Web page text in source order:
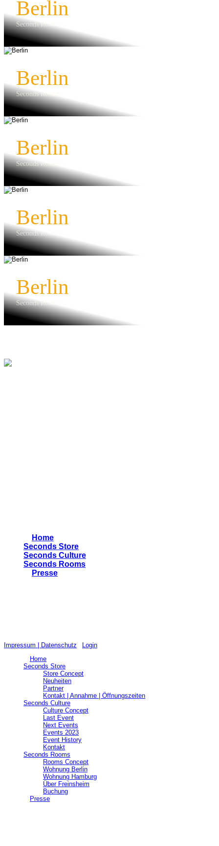
Berlin
Seconds Rooms
Berlin
Seconds Rooms
Berlin
Seconds Rooms
Berlin
Seconds Rooms
Berlin
Seconds Rooms
Home
Seconds Store
Seconds Culture
Seconds Rooms
Presse
Impressum | Datenschutz
Login
Home
Seconds Store
Store Concept
Neuheiten
Partner
Kontakt | Annahme | Öffnungszeiten
Seconds Culture
Culture Concept
Last Event
Next Events
Events 2023
Event History
Kontakt
Seconds Rooms
Rooms Concept
Wohnung Berlin
Wohnung Hamburg
Über Freinsheim
Buchung
Presse